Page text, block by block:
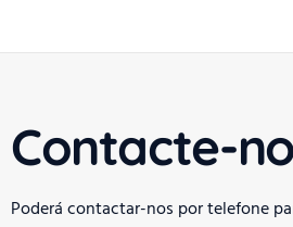
Contacte-
Poderá contactar-nos por telefone